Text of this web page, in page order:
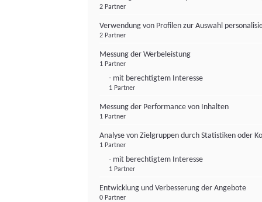
2 Partner
Verwendung von Profilen zur Auswahl
2 Partner
Messung der Werbeleistung
1 Partner
- mit berechtigtem Interesse
1 Partner
Messung der Performance von Inhalten
1 Partner
Analyse von Zielgruppen durch Statistiken oder
1 Partner
- mit berechtigtem Interesse
1 Partner
Entwicklung und Verbesserung der Angebote
0 Partner